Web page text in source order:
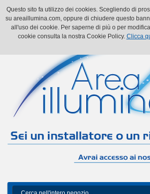
Il mio account Il mio carrello Vai alla Cassa
Questo sito fa utilizzo dei cookies. Scegliendo di
su areaillumina.com, oppure di chiudere questo
all'uso dei cookie. Per saperne di più o per
cookie consulta la nostra Cookie Policy. Clicca